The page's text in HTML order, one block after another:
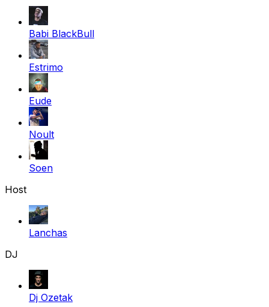
Babi BlackBull
Estrimo
Eude
Noult
Soen
Host
Lanchas
DJ
Dj Ozetak